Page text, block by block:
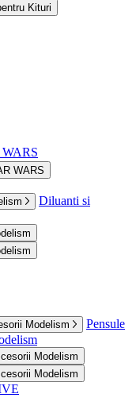
Kituri
WARS
Diluanti si
Modelism
Pensule
Modelism
Modelism